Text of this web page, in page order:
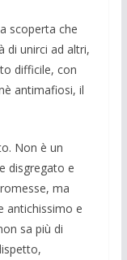
scoperta che
di unirci ad altri,
difficile, con
antimafiosi, il
Non è un
disgregato e
ma
antichissimo e
sa più di